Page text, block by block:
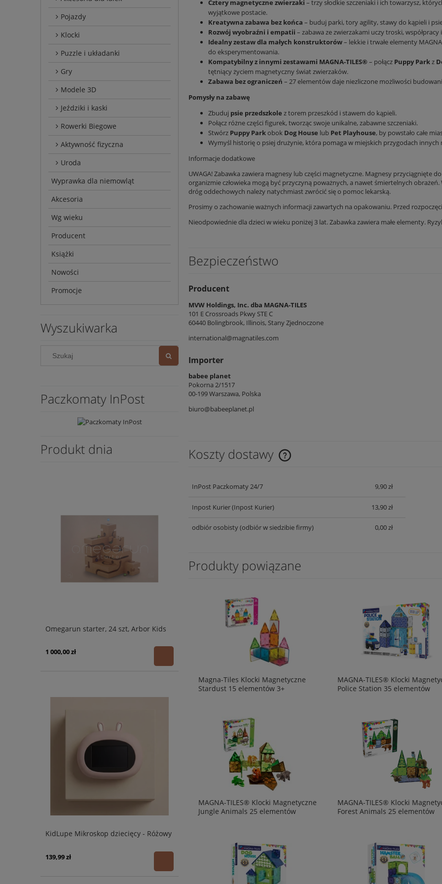
Pojazdy
Klocki
Puzzle i układanki
Gry
Modele 3D
Jeździki i kaski
Rowerki Biegowe
Aktywność fizyczna
Uroda
Wyprawka dla niemowląt
Akcesoria
Wg wieku
Producent
Książki
Nowości
Promocje
Wyszukiwarka
Paczkomaty InPost
Produkt dnia
Omegarun starter, 24 szt, Arbor Kids
1 000,00 zł
KidLupe Mikroskop dziecięcy - Różowy
139,99 zł
Cztery magnetyczne zwierzaki – trzy słodkie szczeniaki i ich towarzysz,
wyjątkowe postacie.
Kreatywna zabawa bez końca – buduj parki, tory agility, stawy do kąpieli i
Rozwój wyobraźni i empatii – zabawa ze zwierzakami uczy troski,
Idealny zestaw dla małych konstruktorów– lekkie i trwałe elementy
do eksperymentowania.
Kompatybilny z innymi zestawami MAGNA-TILES® – połącz Puppy Parkz
tętniący życiem magnetyczny świat zwierzaków.
Zabawa bez ograniczeń – 27 elementów daje niezliczone możliwości
Pomysły na zabawę
Zbuduj psie przedszkole z torem przeszkód i stawem do kąpieli.
Połącz różne części figurek, tworząc swoje unikalne, zabawne szczeniaki.
Stwórz Puppy Parkobok Dog House lub Pet Playhouse, by powstało całe
Wymyśl historię o psiej drużynie, która pomaga w miejskich przygodach innych
Informacje dodatkowe
UWAGA! Zabawka zawiera magnesy lub części magnetyczne. Magnesy przyciągnięte
organizmie człowieka mogą być przyczyną poważnych, a nawet śmiertelnych
dróg oddechowych należy natychmiast zwrócić się o pomoc lekarską.
Prosimy o zachowanie ważnych informacji zawartych na opakowaniu. Przed
Nieodpowiednie dla dzieci w wieku poniżej 3 lat. Zabawka zawiera małe elementy.
Bezpieczeństwo
Producent
MVW Holdings, Inc. dba MAGNA-TILES
101 E Crossroads Pkwy STE C
60440 Bolingbrook, Illinois, Stany Zjednoczone
international@magnatiles.com
Importer
babee planet
Pokorna 2/1517
00-199 Warszawa, Polska
biuro@babeeplanet.pl
Koszty dostawy
InPost Paczkomaty 24/7 9,90 zł
Inpost Kurier(Inpost Kurier) 13,90 zł
odbiór osobisty(odbiór w siedzibie firmy) 0,00 zł
Produkty powiązane
Magna-Tiles Klocki Magnetyczne
Stardust 15 elementów 3+
MAGNA-TILES® Klocki
Police Station 35 elementów
MAGNA-TILES® Klocki Magnetyczne
Jungle Animals 25 elementów
MAGNA-TILES® Klocki
Forest Animals 25 elementów